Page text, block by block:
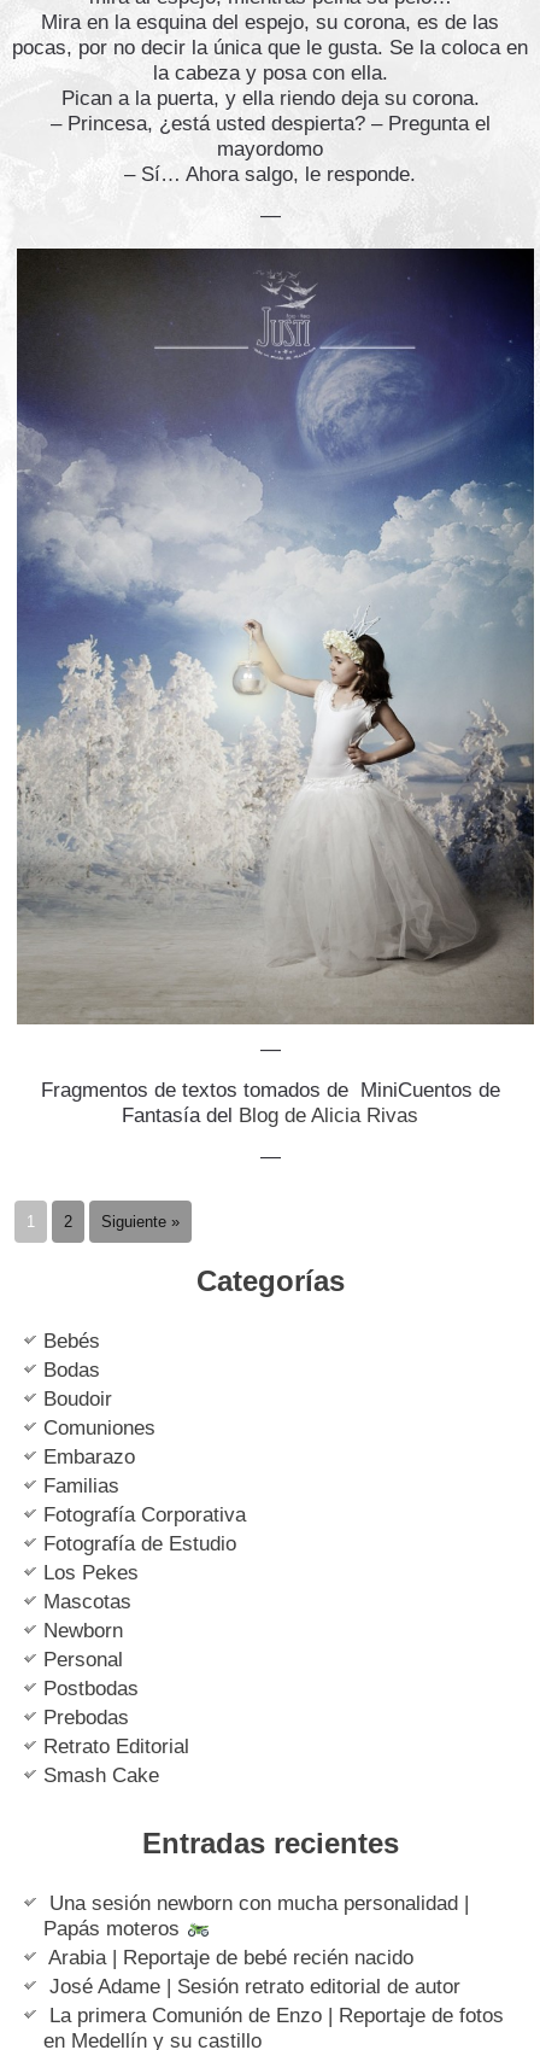
Mira en la esquina del espejo, su corona, es de las
pocas, por no decir la única que le gusta. Se la coloca en
la cabeza y posa con ella.
Pican a la puerta, y ella riendo deja su corona.
– Princesa, ¿está usted despierta? – Pregunta el
mayordomo
– Sí… Ahora salgo, le responde.
—
—
Fragmentos de textos tomados de MiniCuentos de
Fantasía del Blog de Alicia Rivas
—
1 2 Siguiente »
Categorías
Bebés
Bodas
Boudoir
Comuniones
Embarazo
Familias
Fotografía Corporativa
Fotografía de Estudio
Los Pekes
Mascotas
Newborn
Personal
Postbodas
Prebodas
Retrato Editorial
Smash Cake
Entradas recientes
Una sesión newborn con mucha personalidad |
Papás moteros
Arabia | Reportaje de bebé recién nacido
José Adame | Sesión retrato editorial de autor
La primera Comunión de Enzo | Reportaje de fotos
en Medellín y su castillo